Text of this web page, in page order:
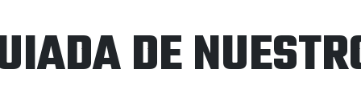
DE